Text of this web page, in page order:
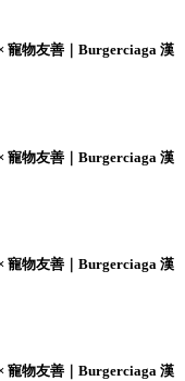
寵物友善｜Burgerciaga 漢
寵物友善｜Burgerciaga 漢
寵物友善｜Burgerciaga 漢
寵物友善｜Burgerciaga 漢